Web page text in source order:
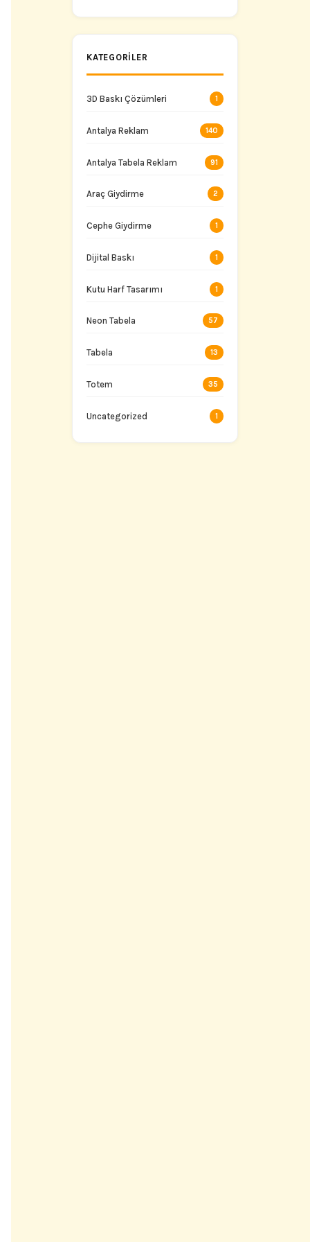
KATEGORILER
3D Baskı Çözümleri 1
Antalya Reklam 140
Antalya Tabela Reklam 91
Araç Giydirme 2
Cephe Giydirme 1
Dijital Baskı 1
Kutu Harf Tasarımı 1
Neon Tabela 57
Tabela 13
Totem 35
Uncategorized 1